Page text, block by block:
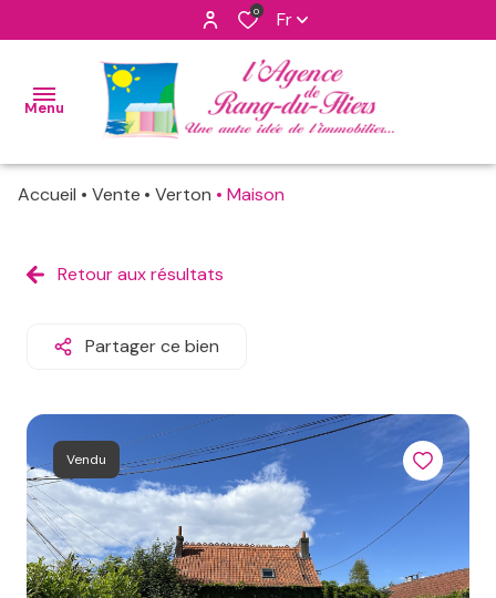
0 Fr
Menu
nos
maisons
apppartements
neufs
terrains
terrains
de
loisirs
agence
aico
contact
Accueil Vente Verton Maison
Retour aux résultats
Partager ce bien
Vendu